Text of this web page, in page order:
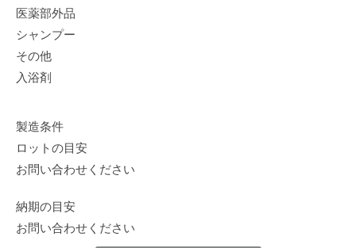
医薬部外品
シャンプー
その他
入浴剤
製造条件
ロットの目安
お問い合わせください
納期の目安
お問い合わせください